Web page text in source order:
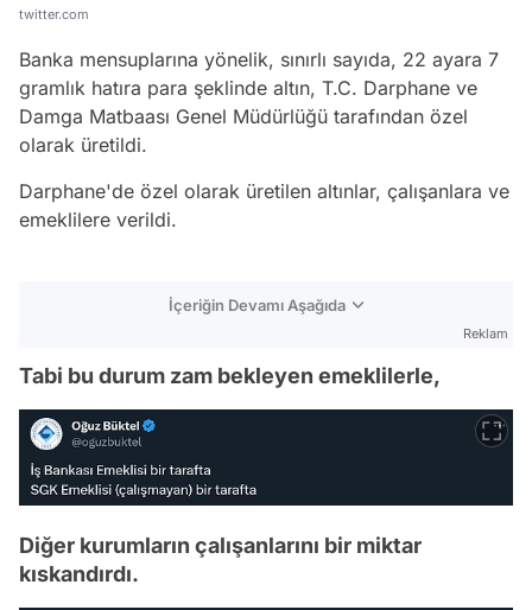
twitter.com
Banka mensuplarına yönelik, sınırlı sayıda, 22 ayara 7
gramlık hatıra para şeklinde altın, T.C. Darphane ve
Damga Matbaası Genel Müdürlüğü tarafından özel
olarak üretildi.
Darphane'de özel olarak üretilen altınlar, çalışanlara ve
emeklilere verildi.
İçeriğin Devamı Aşağıda
Reklam
Tabi bu durum zam bekleyen emeklilerle,
Diğer kurumların çalışanlarını bir miktar
kıskandırdı.